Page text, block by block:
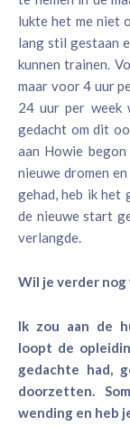
lukte het me niet
lang stil gestaan
kunnen trainen.
maar voor 4 uur
24 uur per week
gedacht om dit
aan Howie
nieuwe dromen
gehad, heb ik het
de nieuwe start
verlangde.
Wil je verder nog
Ik zou aan de
loopt de
gedachte had,
doorzetten.
wending en heb